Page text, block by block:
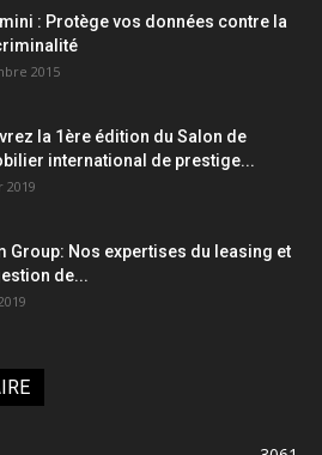
: Protège vos données contre la
2015
la 1ère édition du Salon de
international de prestige...
2019
Group: Nos expertises du leasing et
de...